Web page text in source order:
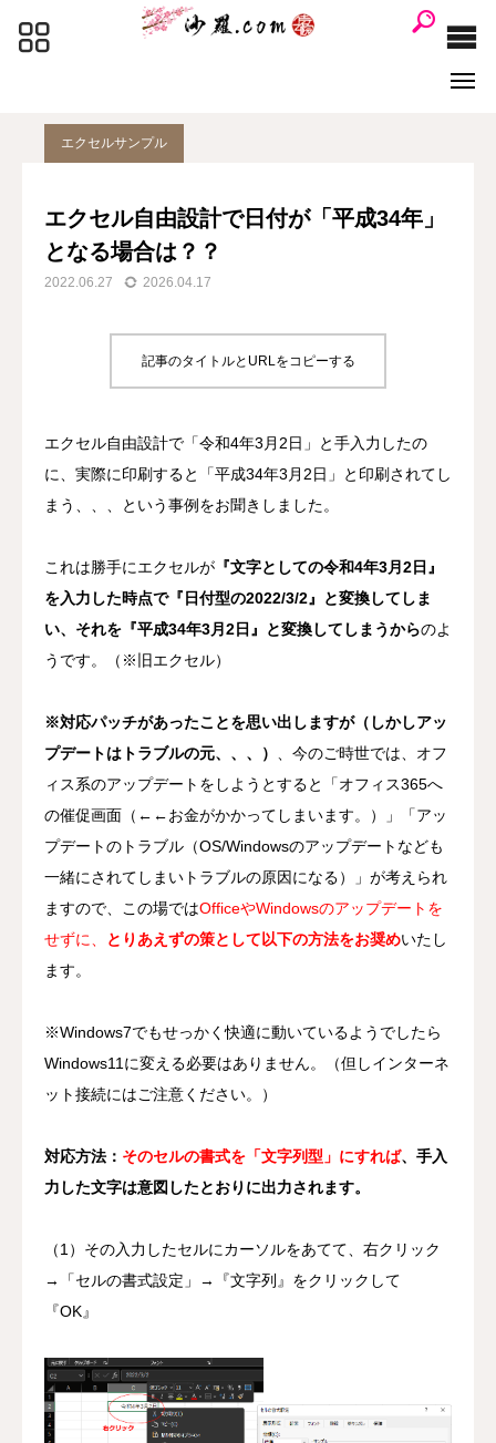
エクセルサンプル
エクセル自由設計で日付が「平成34年」
となる場合は？？
2022.06.27 2026.04.17
記事のタイトルとURLをコピーする
エクセル自由設計で「令和4年3月2日」と手入力したの
に、実際に印刷すると「平成34年3月2日」と印刷されてし
まう、、、という事例をお聞きしました。
これは勝手にエクセルが 『文字としての令和4年3月2日』
を入力した時点で『日付型の2022/3/2』と変換してしま
い、それを『平成34年3月2日』と変換してしまうからのよ
うです。（※旧エクセル）
※対応パッチがあったことを思い出しますが（しかしアッ
プデートはトラブルの元、、、）
、今のご時世では、オフ
ィス系のアップデートをしようとすると「オフィス365へ
の催促画面（←←お金がかかってしまいます。）」「アッ
プデートのトラブル（OS/Windowsのアップデートなども
一緒にされてしまいトラブルの原因になる）」が考えられ
ますので、この場ではOfficeやWindowsのアップデートを
せずに、
とりあえずの策として以下の方法をお奨めいたし
ます。
※Windows7でもせっかく快適に動いているようでしたら
Windows11に変える必要はありません。（但しインターネ
ット接続にはご注意ください。）
対応方法： そのセルの書式を「文字列型」にすれば、手入
力した文字は意図したとおりに出力されます。
（1）その入力したセルにカーソルをあてて、右クリック
→「セルの書式設定」→『文字列』をクリックして
『OK』
沙羅.com
Line
遠隔サポート
シンサラ
マップ作成  エクセル 自由設計
名簿関連
過去帳関連
印刷系
サラデン
問い合わせ